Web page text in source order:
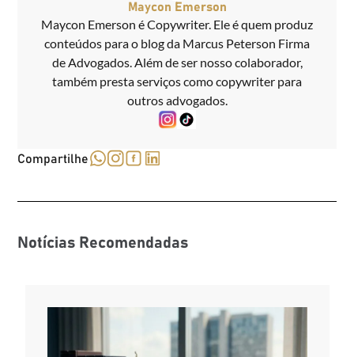
Maycon Emerson
Maycon Emerson é Copywriter. Ele é quem produz
conteúdos para o blog da Marcus Peterson Firma
de Advogados. Além de ser nosso colaborador,
também presta serviços como copywriter para
outros advogados.
Compartilhe
Notícias Recomendadas